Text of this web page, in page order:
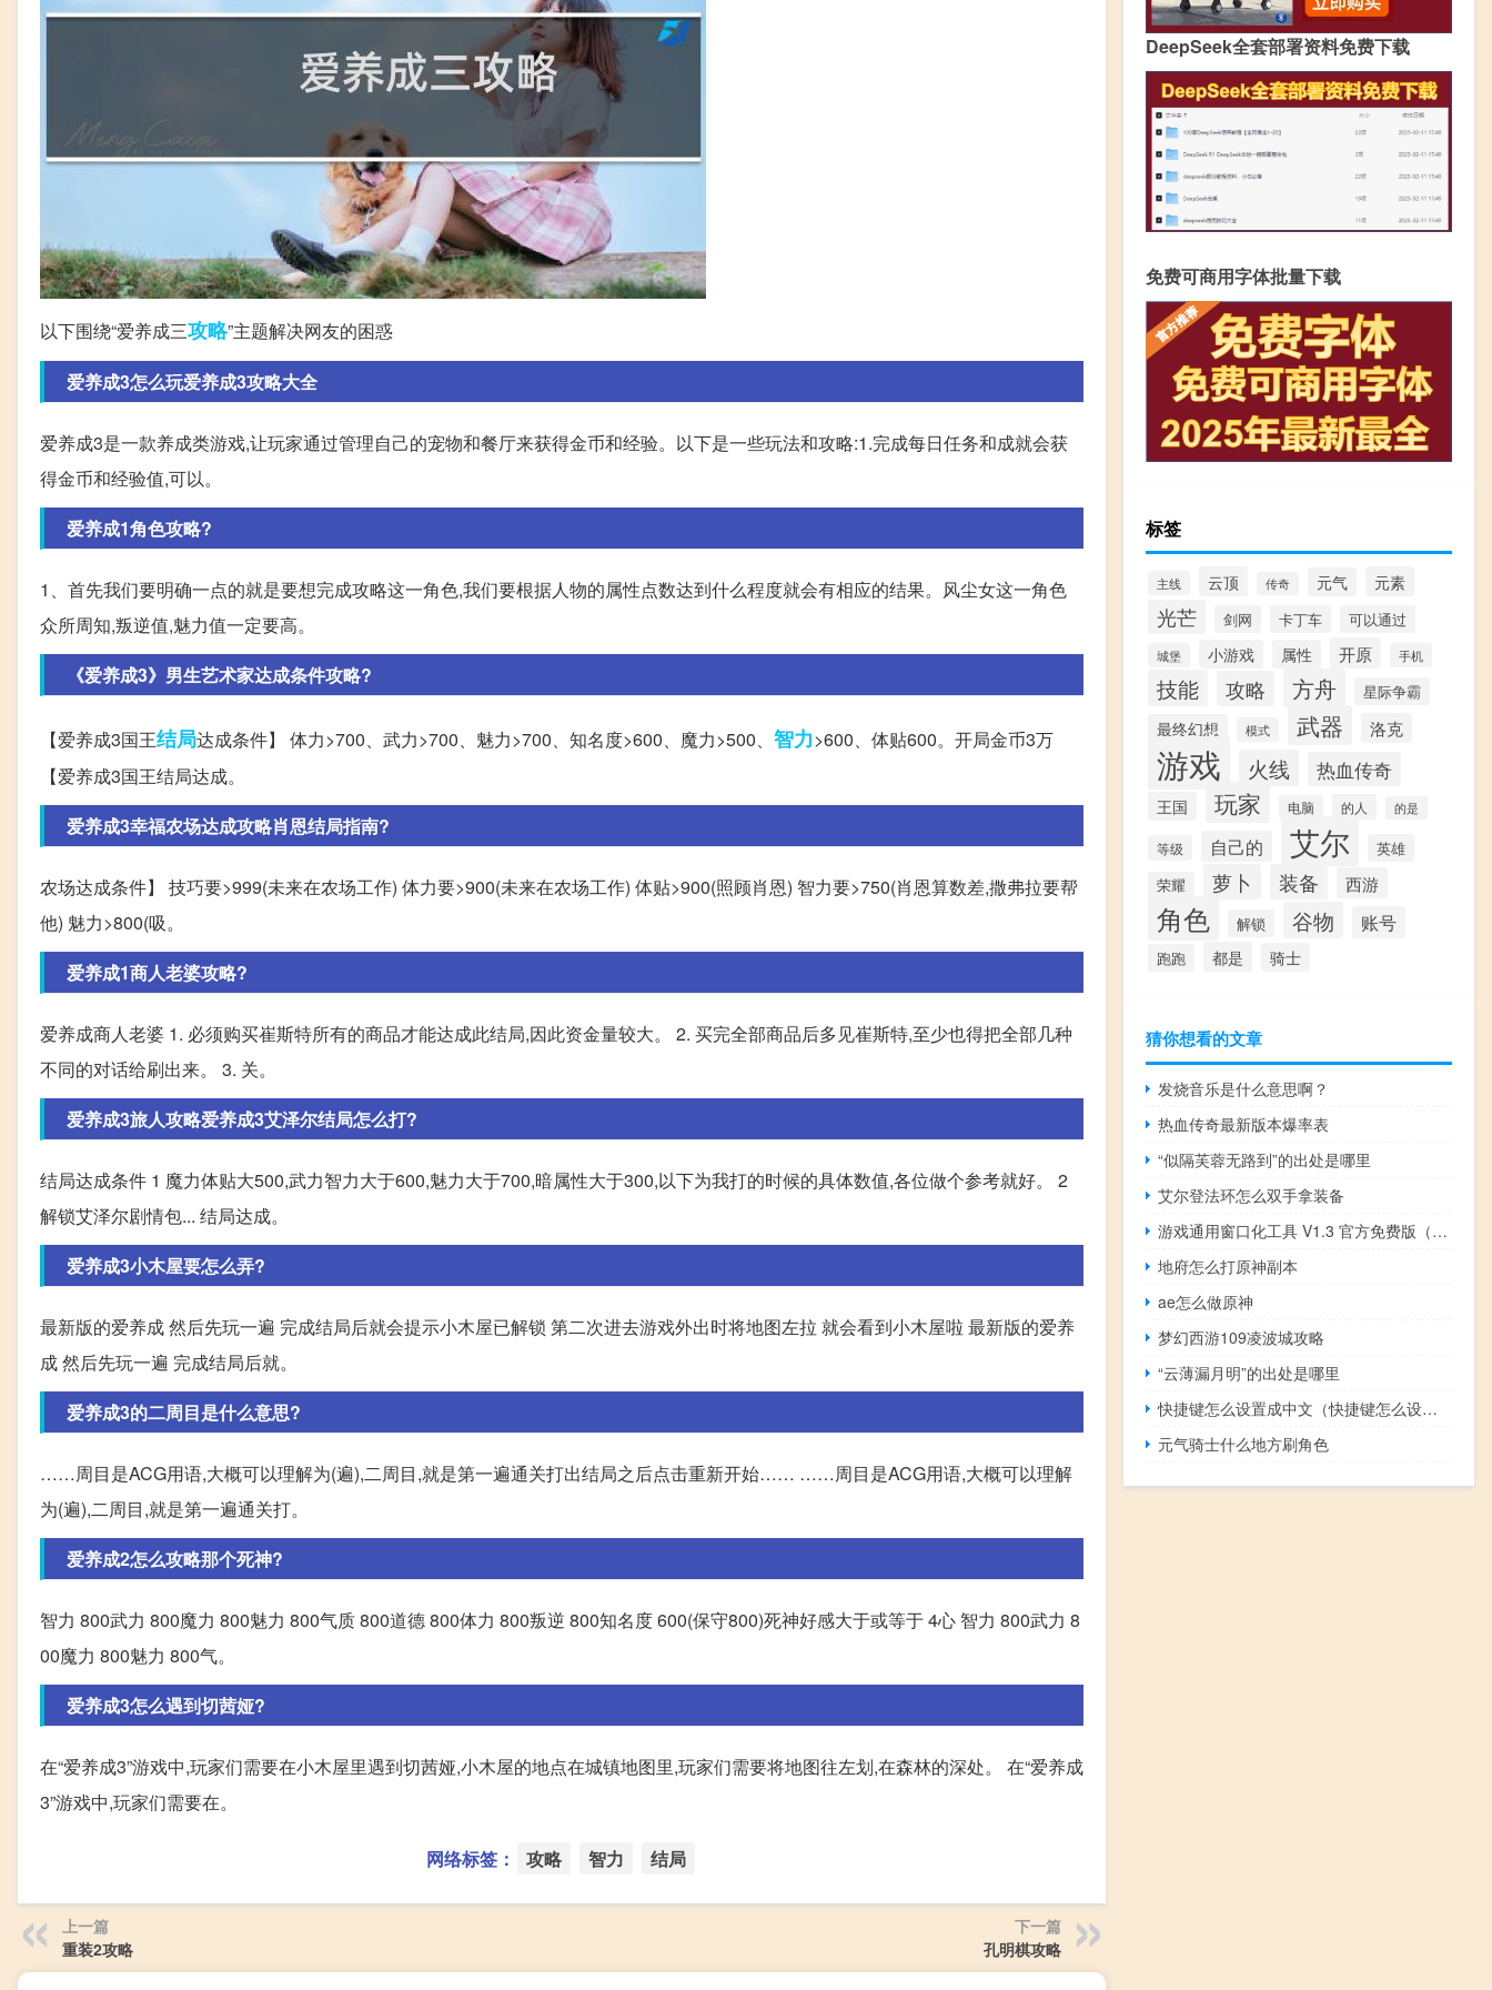
以下围绕“爱养成三攻略”主题解决网友的困惑
爱养成3怎么玩爱养成3攻略大全
爱养成3是一款养成类游戏,让玩家通过管理自己的宠物和餐厅来获得金币和经验。以下是一些玩法和攻略:1.完成每日任务和成就会获
得金币和经验值,可以。
爱养成1角色攻略?
1、首先我们要明确一点的就是要想完成攻略这一角色,我们要根据人物的属性点数达到什么程度就会有相应的结果。风尘女这一角色
众所周知,叛逆值,魅力值一定要高。
《爱养成3》男生艺术家达成条件攻略?
【爱养成3国王结局达成条件】 体力>700、武力>700、魅力>700、知名度>600、魔力>500、 智力>600、体贴600。开局金币3万
【爱养成3国王结局达成。
爱养成3幸福农场达成攻略肖恩结局指南?
农场达成条件】 技巧要>999(未来在农场工作) 体力要>900(未来在农场工作) 体贴>900(照顾肖恩) 智力要>750(肖恩算数差,撒弗拉要帮
他) 魅力>800(吸。
爱养成1商人老婆攻略?
爱养成商人老婆 1. 必须购买崔斯特所有的商品才能达成此结局,因此资金量较大。 2. 买完全部商品后多见崔斯特,至少也得把全部几种
不同的对话给刷出来。 3. 关。
爱养成3旅人攻略爱养成3艾泽尔结局怎么打?
结局达成条件 1 魔力体贴大500,武力智力大于600,魅力大于700,暗属性大于300,以下为我打的时候的具体数值,各位做个参考就好。 2
解锁艾泽尔剧情包... 结局达成。
爱养成3小木屋要怎么弄?
最新版的爱养成 然后先玩一遍 完成结局后就会提示小木屋已解锁 第二次进去游戏外出时将地图左拉 就会看到小木屋啦 最新版的爱养
成 然后先玩一遍 完成结局后就。
爱养成3的二周目是什么意思?
……周目是ACG用语,大概可以理解为(遍),二周目,就是第一遍通关打出结局之后点击重新开始…… ……周目是ACG用语,大概可以理解
为(遍),二周目,就是第一遍通关打。
爱养成2怎么攻略那个死神?
智力 800武力 800魔力 800魅力 800气质 800道德 800体力 800叛逆 800知名度 600(保守800)死神好感大于或等于 4心 智力 800武力 8
00魔力 800魅力 800气。
爱养成3怎么遇到切茜娅?
在“爱养成3”游戏中,玩家们需要在小木屋里遇到切茜娅,小木屋的地点在城镇地图里,玩家们需要将地图往左划,在森林的深处。 在“爱养成
3”游戏中,玩家们需要在。
网络标签： 攻略 智力 结局
上一篇
重装2攻略
下一篇
孔明棋攻略
DeepSeek全套部署资料免费下载
免费可商用字体批量下载
标签
主线 云顶 传奇 元气 元素
光芒 剑网 卡丁车 可以通过
城堡 小游戏 属性 开原 手机
技能 攻略 方舟 星际争霸
最终幻想 模式 武器 洛克
游戏 火线 热血传奇
王国 玩家 电脑 的人 的是
等级 自己的 艾尔 英雄
荣耀 萝卜 装备 西游
角色 解锁 谷物 账号
跑跑 都是 骑士
猜你想看的文章
发烧音乐是什么意思啊？
热血传奇最新版本爆率表
“似隔芙蓉无路到”的出处是哪里
艾尔登法环怎么双手拿装备
游戏通用窗口化工具 V1.3 官方免费版（游戏通用窗口化工具 V1.3 官方免费版功能简介）
地府怎么打原神副本
ae怎么做原神
梦幻西游109凌波城攻略
“云薄漏月明”的出处是哪里
快捷键怎么设置成中文（快捷键怎么设置）
元气骑士什么地方刷角色